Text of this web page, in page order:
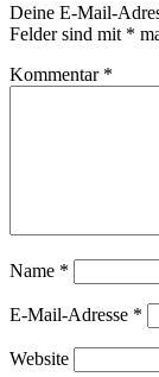
Deine E-Mail-
Felder sind mit *
Kommentar *
Name *
E-Mail-Adresse *
Website